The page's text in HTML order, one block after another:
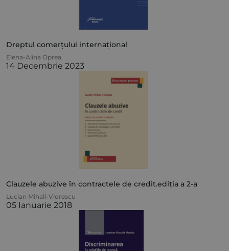
Dreptul comerțului internațional
Elena-Alina Oprea
14 Decembrie 2023
Clauzele abuzive în contractele de credit.ediția a 2-a
Lucian Mihali-Viorescu
05 Ianuarie 2018